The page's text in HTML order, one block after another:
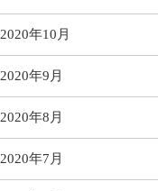
2020年10月
2020年9月
2020年8月
2020年7月